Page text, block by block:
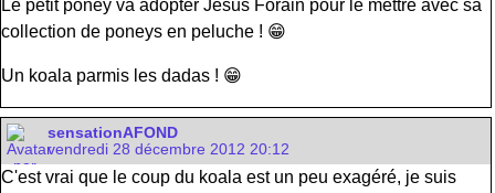
Le petit poney va adopter Jesus Forain pour le mettre avec sa
collection de poneys en peluche ! 😁
Un koala parmis les dadas ! 😁
sensationAFOND
vendredi 28 décembre 2012 20:12
C'est vrai que le coup du koala est un peu exagéré, je suis